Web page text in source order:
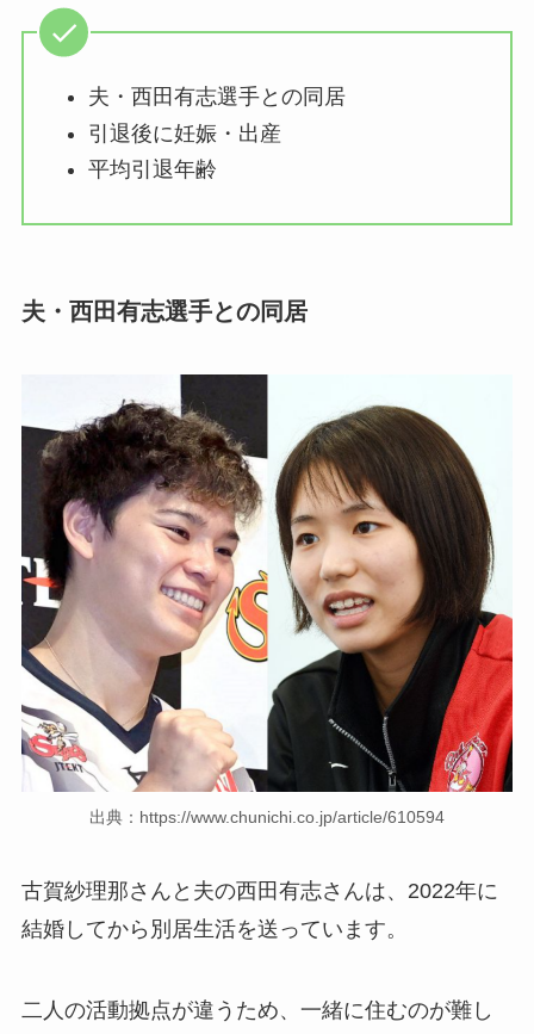
夫・西田有志選手との同居
引退後に妊娠・出産
平均引退年齢
夫・西田有志選手との同居
出典：https://www.chunichi.co.jp/article/610594
古賀紗理那さんと夫の西田有志さんは、2022年に
結婚してから別居生活を送っています。
二人の活動拠点が違うため、一緒に住むのが難し